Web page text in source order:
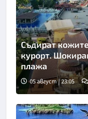
Съдират
курорт.
плажа
05 август | 23:05